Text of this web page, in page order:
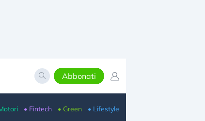
Abbonati
• Fintech • Green • Lifestyle